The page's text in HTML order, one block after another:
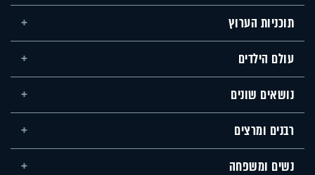
תוכניות הערוץ
עולם הילדים
נושאים שונים
רבנים ומרצים
נשים ומשפחה